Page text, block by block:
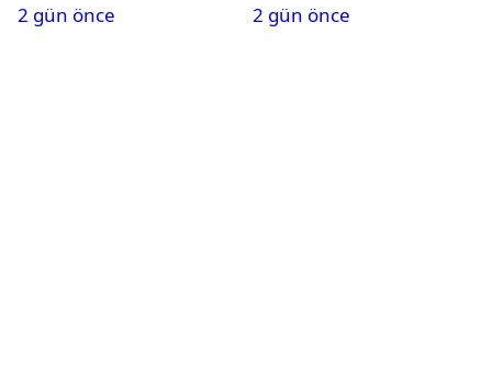
2 gün önce
2 gün önce